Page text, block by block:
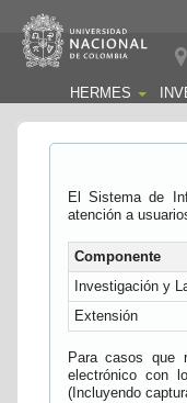
HERMES
El Sistema de
atención a
Componente
Investigación y
Extensión
Para casos que
electrónico con
(Incluyendo